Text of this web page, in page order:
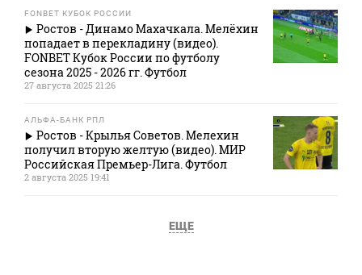
FONBET КУБОК РОССИИ
Ростов - Динамо Махачкала. Мелёхин
попадает в перекладину (видео).
FONBET Кубок России по футболу
сезона 2025 - 2026 гг. Футбол
27 августа 2025 21:26
АЛЬФА-БАНК РПЛ
Ростов - Крылья Советов. Мелехин
получил вторую желтую (видео). МИР
Российская Премьер-Лига. Футбол
2 августа 2025 19:41
ЕЩЕ